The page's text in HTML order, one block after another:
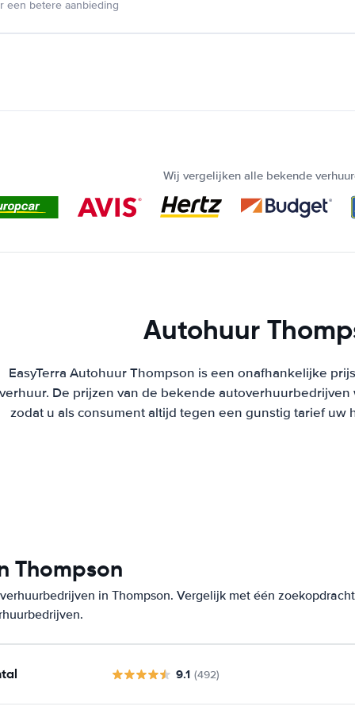
een betere aanbieding
Wij vergelijken alle bekende
Autohuur
EasyTerra Autohuur Thompson is een onafhankelijke
De prijzen van de bekende
zodat u als consument altijd tegen een gunstig tarief uw
Thompson
in Thompson. Vergelijk met één zoekopdracht
9.1 (492)